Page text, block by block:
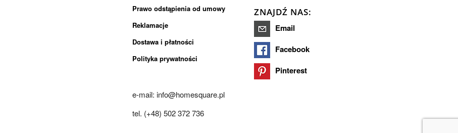
Prawo odstąpienia od umowy
Reklamacje
Dostawa i płatności
Polityka prywatności
e-mail: info@homesquare.pl
tel. (+48) 502 372 736
ZNAJDŹ NAS:
Email
Facebook
Pinterest